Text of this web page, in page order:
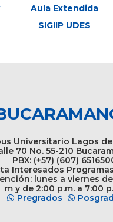
Aula Extendida
SIGIIP UDES
Universitario Lagos
70 No. 55-210
PBX: (+57) (607)
Interesados
lunes a viernes de
m y de 2:00 p.m. a 7:00
Pregrados